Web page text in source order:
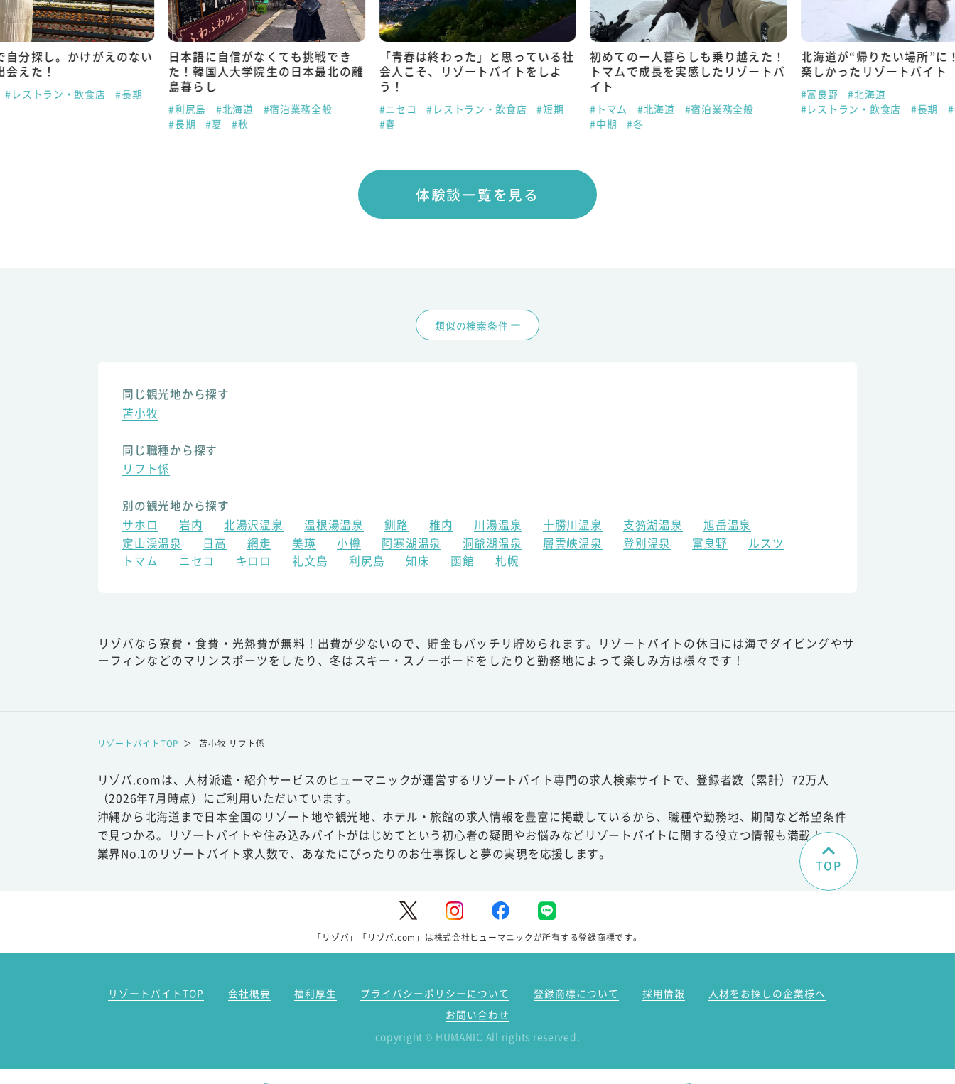
自分探し。かけがえのない
会えた！
#レストラン・飲食店
#長期
日本語に自信がなくても挑戦でき
た！韓国人大学院生の日本最北の離
島暮らし
#利尻島 #北海道
#宿泊業務全般
#長期
#夏 #秋
「青春は終わった」と思っている社
会人こそ、リゾートバイトをしよ
う！
#ニセコ #レストラン・飲食店
#短期
#春
初めての一人暮らしも乗り越えた！
トマムで成長を実感したリゾートバ
イト
#トマム #北海道
#宿泊業務全般
#中期
#冬
北海道が“帰りたい場所”に
楽しかったリゾートバイト
#富良野
#北海道
#レストラン・飲食店
#長期
体験談一覧を見る
類似の検索条件
同じ観光地から探す
苫小牧
同じ職種から探す
リフト係
別の観光地から探す
サホロ
岩内 北湯沢温泉 温根湯温泉 釧路 稚内 川湯温泉 十勝川温泉 支笏湖温泉
旭岳温泉
定山渓温泉
日高 網走 美瑛 小樽 阿寒湖温泉 洞爺湖温泉 層雲峡温泉 登別温泉 富良野
ルスツ
トマム
ニセコ キロロ 礼文島 利尻島 知床 函館 札幌
リゾバなら寮費・食費・光熱費が無料！出費が少ないので、貯金もバッチリ貯められます。リゾートバイトの休日には海でダイビングやサ
ーフィンなどのマリンスポーツをしたり、冬はスキー・スノーボードをしたりと勤務地によって楽しみ方は様々です！
リゾートバイトTOP ＞ 苫小牧 リフト係
リゾバ.comは、人材派遣・紹介サービスのヒューマニックが運営するリゾートバイト専門の求人検索サイトで、登録者数（累計）72万人
（2026年7月時点）にご利用いただいています。
沖縄から北海道まで日本全国のリゾート地や観光地、ホテル・旅館の求人情報を豊富に掲載しているから、職種や勤務地、期間など希望条件
で見つかる。リゾートバイトや住み込みバイトがはじめてという初心者の疑問やお悩みなどリゾートバイトに関する役立つ情報も満載！
業界No.1のリゾートバイト求人数で、あなたにぴったりのお仕事探しと夢の実現を応援します。
TOP
「リゾバ」「リゾバ.com」は株式会社ヒューマニックが所有する登録商標です。
リゾートバイトTOP 会社概要 福利厚生 プライバシーポリシーについて 登録商標について 採用情報
人材をお探しの企業様へ
お問い合わせ
copyright © HUMANIC All rights reserved.